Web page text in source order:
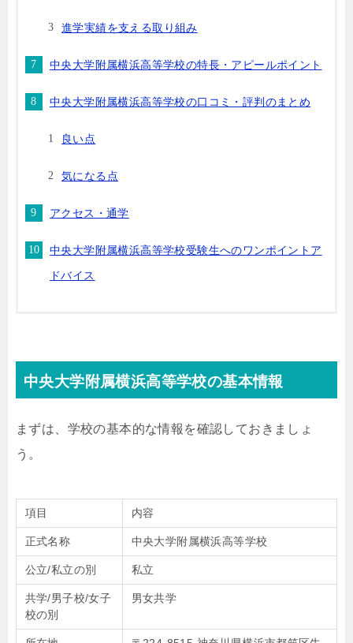
進学実績を支える取り組み
中央大学附属横浜高等学校の特長・アピールポイント
中央大学附属横浜高等学校の口コミ・評判のまとめ
良い点
気になる点
アクセス・通学
中央大学附属横浜高等学校受験生へのワンポイントア
ドバイス
中央大学附属横浜高等学校の基本情報
まずは、学校の基本的な情報を確認しておきましょ
う。
項目 内容
正式名称 中央大学附属横浜高等学校
公立/私立の別 私立
共学/男子校/女子
校の別
男女共学